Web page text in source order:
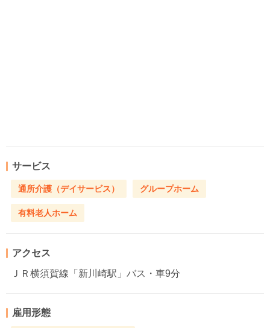
サービス
通所介護（デイサービス） グループホーム
有料老人ホーム
アクセス
ＪＲ横須賀線「新川崎駅」バス・車9分
雇用形態